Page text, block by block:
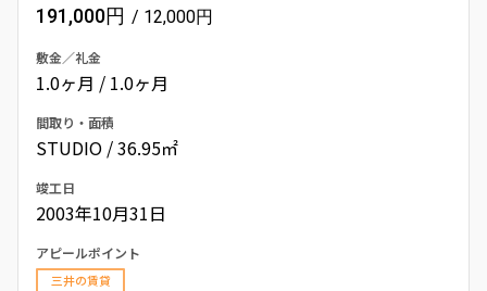
191,000円 / 12,000円
敷金／礼金
1.0ヶ月 / 1.0ヶ月
間取り・面積
STUDIO / 36.95㎡
竣工日
2003年10月31日
アピールポイント
三井の賃貸